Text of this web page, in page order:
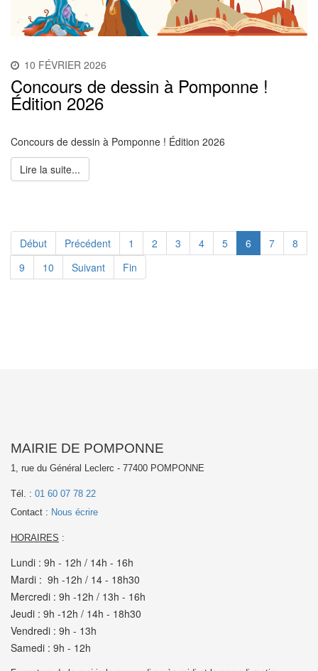
10 FÉVRIER 2026
Concours de dessin à Pomponne !
Édition 2026
Concours de dessin à Pomponne ! Édition 2026
Lire la suite...
Début Précédent 1 2 3 4 5 6 7
8
9
10 Suivant Fin
MAIRIE DE POMPONNE
1, rue du Général Leclerc - 77400 POMPONNE
Tél. : 01 60 07 78 22
Contact : Nous écrire
HORAIRES :
Lundi : 9h - 12h / 14h - 16h
Mardi : 9h -12h / 14 - 18h30
Mercredi : 9h -12h / 13h - 16h
Jeudi : 9h -12h / 14h - 18h30
Vendredi : 9h - 13h
Samedi : 9h - 12h